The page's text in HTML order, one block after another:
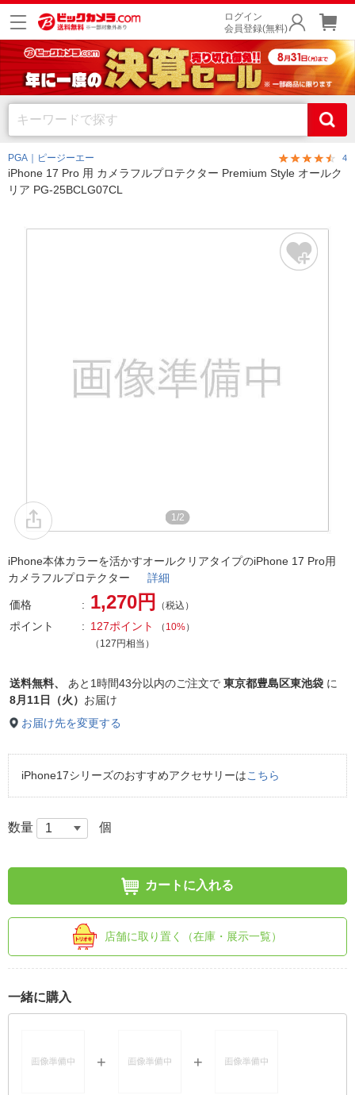
ログイン
会員登録(無料)
PGA｜ピージーエー 4
iPhone 17 Pro 用 カメラフルプロテクター Premium Style オールク
リア PG-25BCLG07CL
1/2
iPhone本体カラーを活かすオールクリアタイプのiPhone 17 Pro用
カメラフルプロテクター 詳細
価格 1,270円 （税込）
ポイント 127ポイント （ 10%）
（127円相当）
送料無料、 あと 1時間43分以内のご注文で 東京都豊島区東池袋 に
8月11日（火） お届け
お届け先を変更する
iPhone17シリーズのおすすめアクセサリーはこちら
数量 個
カートに入れる
店舗に取り置く（在庫・展示一覧）
一緒に購入